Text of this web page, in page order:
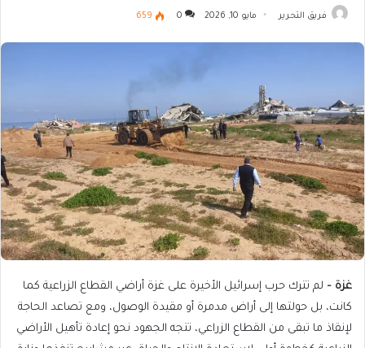
فريق التحرير مايو 10, 2026 0
659
غزة – لم تترك حرب إسرائيل الأخيرة على غزة أراضي القطاع الزراعية كما
كانت، بل حولتها إلى أراض مدمرة أو مقيدة الوصول، ومع تصاعد الحاجة
لإنقاذ ما تبقى من القطاع الزراعي، تتجه الجهود نحو إعادة تأهيل الأراضي